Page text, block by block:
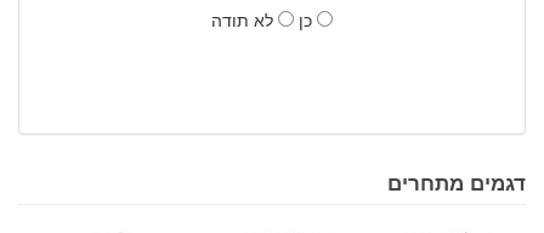
כן
לא תודה
דגמים מתחרים